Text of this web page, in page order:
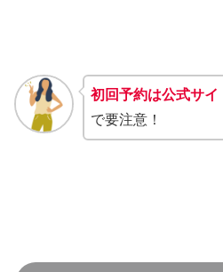
初回予約は公式サ
で要注意！